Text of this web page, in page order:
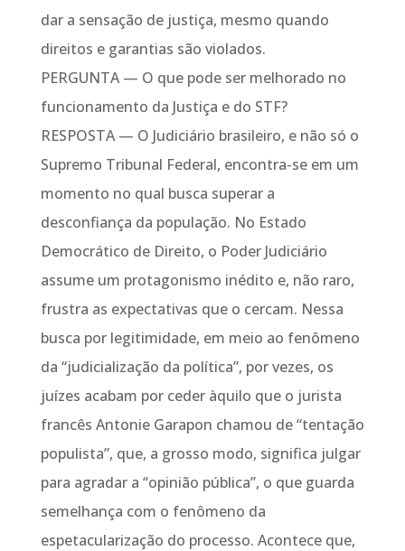
dar a sensação de justiça, mesmo quando
direitos e garantias são violados.
PERGUNTA — O que pode ser melhorado no
funcionamento da Justiça e do STF?
RESPOSTA — O Judiciário brasileiro, e não só o
Supremo Tribunal Federal, encontra-se em um
momento no qual busca superar a
desconfiança da população. No Estado
Democrático de Direito, o Poder Judiciário
assume um protagonismo inédito e, não raro,
frustra as expectativas que o cercam. Nessa
busca por legitimidade, em meio ao fenômeno
da “judicialização da política”, por vezes, os
juízes acabam por ceder àquilo que o jurista
francês Antonie Garapon chamou de “tentação
populista”, que, a grosso modo, significa julgar
para agradar a “opinião pública”, o que guarda
semelhança com o fenômeno da
espetacularização do processo. Acontece que,